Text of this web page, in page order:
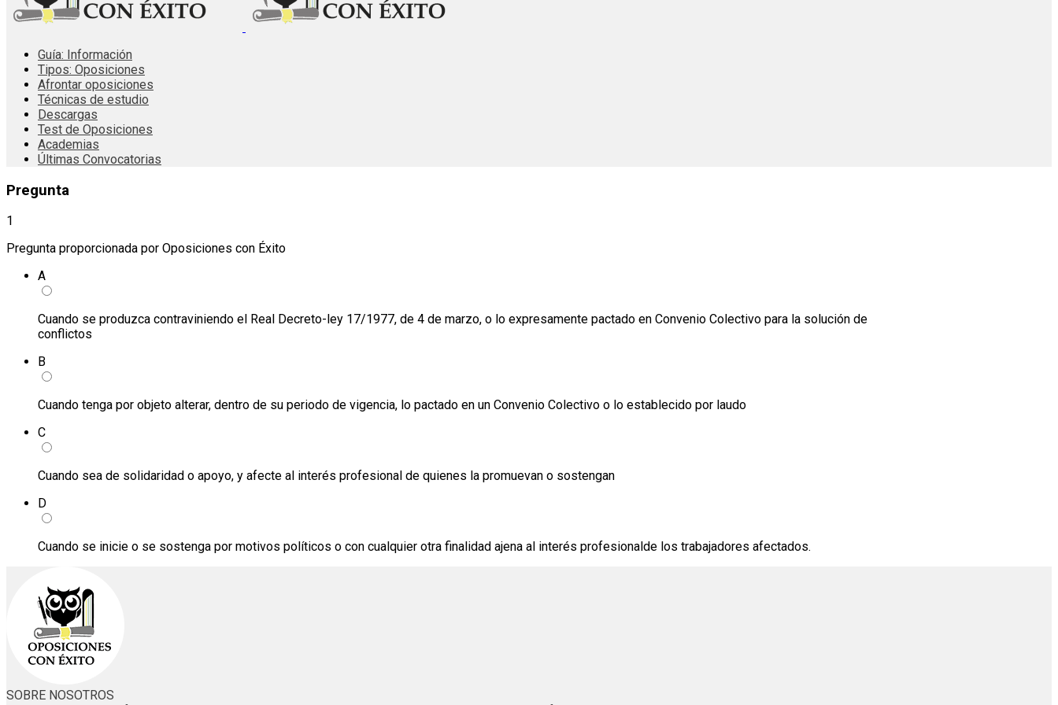
Guía: Información
Tipos: Oposiciones
Afrontar oposiciones
Técnicas de estudio
Descargas
Test de Oposiciones
Academias
Últimas Convocatorias
Pregunta
1
Pregunta proporcionada por Oposiciones con Éxito
A
Cuando se produzca contraviniendo el Real Decreto-ley 17/1977, de 4 de marzo, o lo expresamente pactado en Convenio Colectivo para la solución de
conflictos
B
Cuando tenga por objeto alterar, dentro de su periodo de vigencia, lo pactado en un Convenio Colectivo o lo establecido por laudo
C
Cuando sea de solidaridad o apoyo, y afecte al interés profesional de quienes la promuevan o sostengan
D
Cuando se inicie o se sostenga por motivos políticos o con cualquier otra finalidad ajena al interés profesionalde los trabajadores afectados.
SOBRE NOSOTROS